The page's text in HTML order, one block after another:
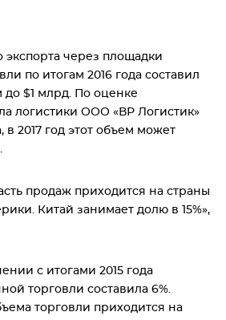
экспорта через площадки
по итогам 2016 года составил
$1 млрд. По оценке
логистики ООО «ВР Логистик»
в 2017 год этот объем может
продаж приходится на страны
Китай занимает долю в 15%»,
с итогами 2015 года
торговли составила 6%.
торговли приходится на